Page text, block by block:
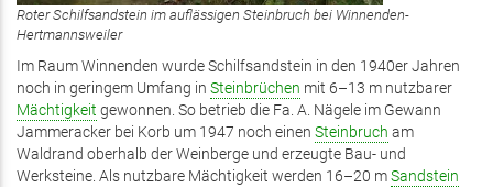
Roter Schilfsandstein im auflässigen Steinbruch bei Winnenden-
Hertmannsweiler
Im Raum Winnenden wurde Schilfsandstein in den 1940er Jahren
noch in geringem Umfang in Steinbrüchen mit 6–13 m nutzbarer
Mächtigkeit gewonnen. So betrieb die Fa. A. Nägele im Gewann
Jammeracker bei Korb um 1947 noch einen Steinbruch am
Waldrand oberhalb der Weinberge und erzeugte Bau- und
Werksteine. Als nutzbare Mächtigkeit werden 16–20 mSandstein